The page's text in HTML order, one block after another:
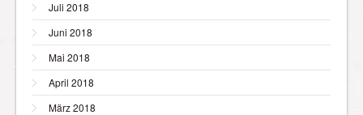
Juli 2018
Juni 2018
Mai 2018
April 2018
März 2018